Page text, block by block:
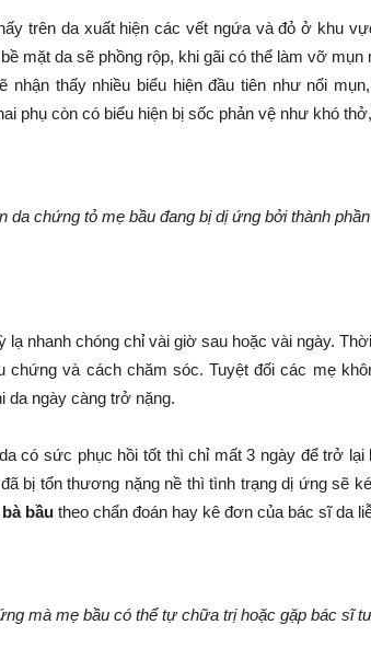
trên da xuất hiện các vết ngứa và đỏ ở khu
mặt da sẽ phồng rộp, khi gãi có thể làm vỡ mụn
thấy nhiều biểu hiện đầu tiên như nổi
phụ còn có biểu hiện bị sốc phản vệ như khó
da chứng tỏ mẹ bầu đang bị dị ứng bởi thành
lạ nhanh chóng chỉ vài giờ sau hoặc vài ngày.
chứng và cách chăm sóc. Tuyệt đối các mẹ
da ngày càng trở nặng.
có sức phục hồi tốt thì chỉ mất 3 ngày để trở lại
bị tổn thương nặng nề thì tình trạng dị ứng sẽ
bầu theo chẩn đoán hay kê đơn của bác sĩ da
mà mẹ bầu có thể tự chữa trị hoặc gặp bác sĩ